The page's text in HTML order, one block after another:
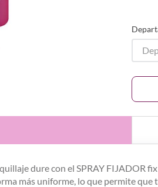
dure con el SPRAY FIJADOR
más uniforme, lo que permite